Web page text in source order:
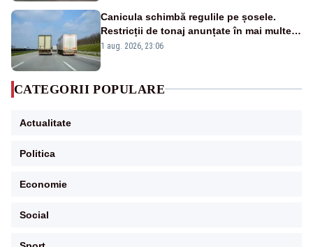
Canicula schimbă regulile pe șosele.
Restricții de tonaj anunțate în mai multe
județe
1 aug. 2026, 23:06
CATEGORII POPULARE
Actualitate
Politica
Economie
Social